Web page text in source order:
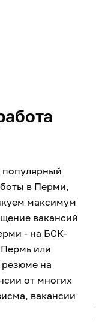
популярный
в Перми,
максимум
вакансий
- на БСК-
или
резюме на
от многих
вакансии